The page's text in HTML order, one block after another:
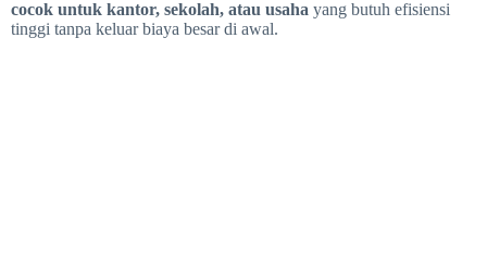
cocok untuk kantor, sekolah, atau usaha yang butuh efisiensi
tinggi tanpa keluar biaya besar di awal.